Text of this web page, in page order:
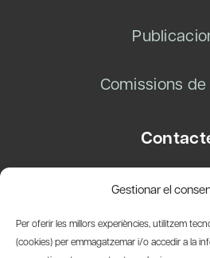
Gestionar el
Per oferir les millors experiències, utilitzem
(cookies) per emmagatzemar i/o accedir a la
Comissions
08003